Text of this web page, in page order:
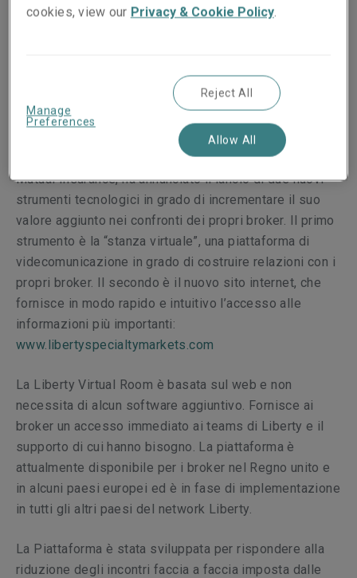
21 October 2020
2min.
Liberty Specialty Markets, parte del Gruppo Liberty
Mutual Insurance, ha annunciato il lancio di due nuovi
strumenti tecnologici in grado di incrementare il suo
valore aggiunto nei confronti dei propri broker. Il primo
strumento è la “stanza virtuale”, una piattaforma di
videcomunicazione in grado di costruire relazioni con i
propri broker. Il secondo è il nuovo sito internet, che
fornisce in modo rapido e intuitivo l’accesso alle
informazioni più importanti:
www.libertyspecialtymarkets.com
La Liberty Virtual Room è basata sul web e non
necessita di alcun software aggiuntivo. Fornisce ai
broker un accesso immediato ai teams di L iberty e il
supporto di cui hanno bisogno. La piattaforma è
attualmente disponibile per i broker nel Regno unito e
in alcuni paesi europei ed è in fase di implementazione
in tutti gli altri paesi del network Liberty.
La Piattaforma è stata sviluppata per rispondere alla
riduzione degli incontri faccia a faccia imposta dalle
cookies, view our Privacy & Cookie Policy.
Manage
Preferences
Reject All
Allow All